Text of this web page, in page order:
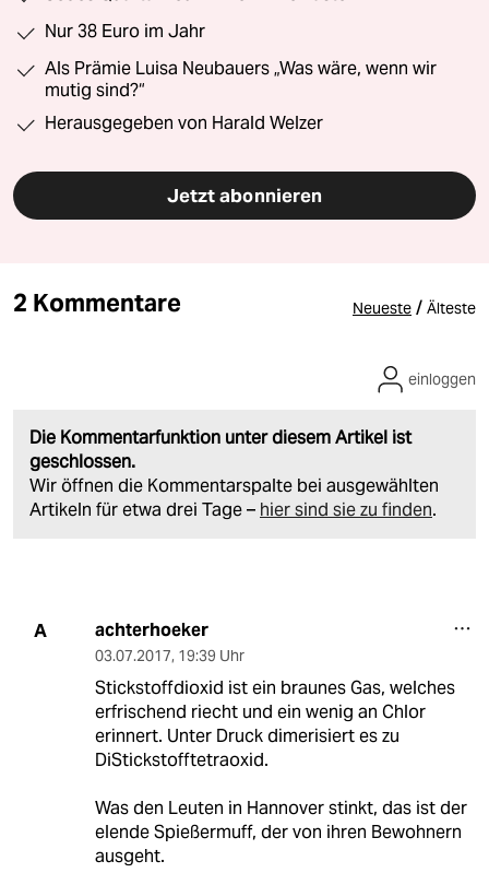
Nur 38 Euro im Jahr
Als Prämie Luisa Neubauers „Was wäre, wenn wir
mutig sind?“
Herausgegeben von Harald Welzer
Jetzt abonnieren
2 Kommentare Neueste / Älteste
Die Kommentarfunktion unter diesem Artikel ist
geschlossen.
Wir öffnen die Kommentarspalte bei ausgewählten
Artikeln für etwa drei Tage – hier sind sie zu finden.
einloggen
A achterhoeker
03.07.2017, 19:39 Uhr
Stickstoffdioxid ist ein braunes Gas, welches
erfrischend riecht und ein wenig an Chlor
erinnert. Unter Druck dimerisiert es zu
DiStickstofftetraoxid.
Was den Leuten in Hannover stinkt, das ist der
elende Spießermuff, der von ihren Bewohnern
ausgeht.